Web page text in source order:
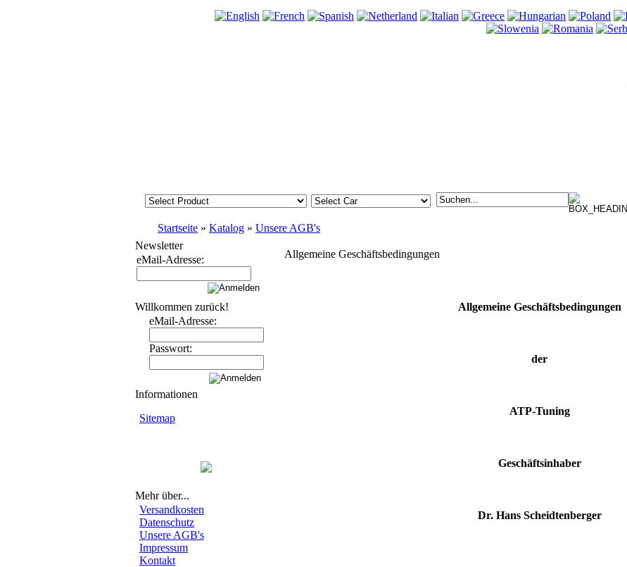
Startseite » Katalog » Unsere AGB's
Newsletter
eMail-Adresse:
Willkommen zurück!
eMail-Adresse:
Passwort:
Informationen
Sitemap
Mehr über...
Versandkosten
Datenschutz
Unsere AGB's
Impressum
Kontakt
Allgemeine Geschäftsbedingungen
Allgemeine Geschäftsbedingungen
der
ATP-Tuning
Geschäftsinhaber
Dr. Hans Scheidtenberger